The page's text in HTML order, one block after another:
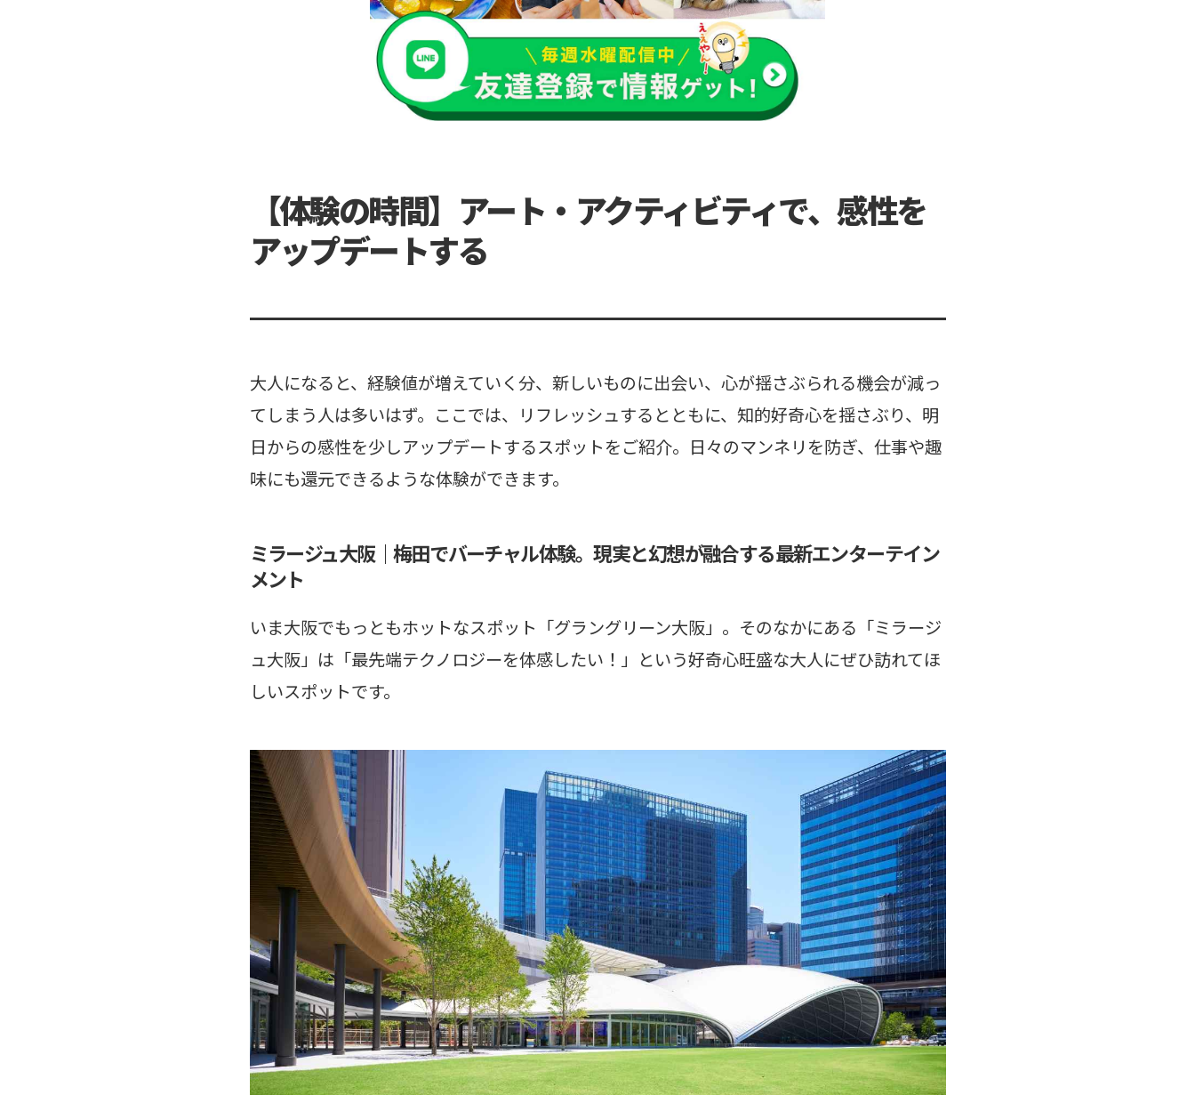
【体験の時間】アート・アクティビティで、感性を
アップデートする
大人になると、経験値が増えていく分、新しいものに出会い、心が揺さぶられる機会が減っ
てしまう人は多いはず。ここでは、リフレッシュするとともに、知的好奇心を揺さぶり、明
日からの感性を少しアップデートするスポットをご紹介。日々のマンネリを防ぎ、仕事や趣
味にも還元できるような体験ができます。
ミラージュ大阪｜梅田でバーチャル体験。現実と幻想が融合する最新エンターテイン
メント
いま大阪でもっともホットなスポット「グラングリーン大阪」。そのなかにある「ミラージ
ュ大阪」は「最先端テクノロジーを体感したい！」という好奇心旺盛な大人にぜひ訪れてほ
しいスポットです。